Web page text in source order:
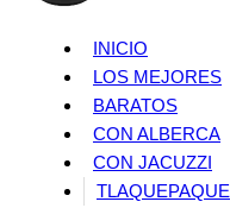
INICIO
LOS MEJORES
BARATOS
CON ALBERCA
CON JACUZZI
TLAQUEPAQUE